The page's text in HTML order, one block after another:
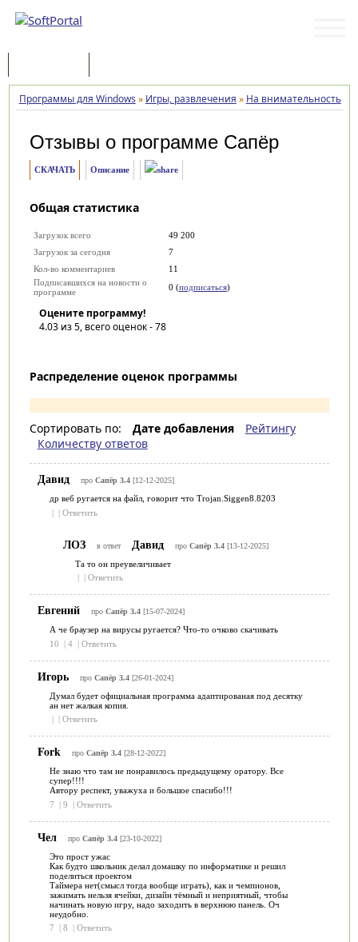
Программы для Windows » Игры, развлечения » На внимательность
Отзывы о программе Сапёр
СКАЧАТЬ Описание
Общая статистика
Загрузок всего
49 200
Загрузок за сегодня
7
Кол-во комментариев
11
Подписавшихся на новости о
программе
0 (подписаться)
Оцените программу!
4.03из 5, всего оценок -78
Распределение оценок программы
Сортировать по: Дате добавления
Рейтингу
Количеству ответов
Давид про Сапёр 3.4[12-12-2025]
др веб ругается на файл, говорит что Trojan.Siggen8.8203
| | Ответить
ЛОЗ в ответ Давид про Сапёр 3.4[13-12-2025]
Та то он преувеличивает
| | Ответить
Евгений про Сапёр 3.4[15-07-2024]
А че браузер на вирусы ругается? Что-то очково скачивать
10
| 4 | Ответить
Игорь про Сапёр 3.4[26-01-2024]
Думал будет официальная программа адаптированая под десятку
ан нет жалкая копия.
| | Ответить
Fork про Сапёр 3.4[28-12-2022]
Не знаю что там не понравилось предыдущему оратору. Все
супер!!!!
Автору респект, уважуха и большое спасибо!!!
7
| 9 | Ответить
Чел про Сапёр 3.4[23-10-2022]
Это прост ужас
Как будто школьник делал домашку по информатике и решил
поделиться проектом
Таймера нет(смысл тогда вообще играть), как и чемпионов,
зажимать нельзя ячейки, дизайн тёмный и неприятный, чтобы
начинать новую игру, надо заходить в верхнюю панель. Оч
неудобно.
7
| 8 | Ответить